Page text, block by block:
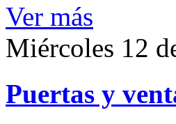
Ver más
Miércoles 12
Puertas y